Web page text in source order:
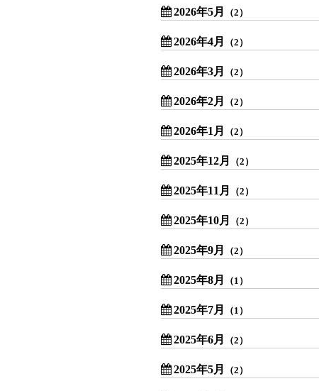
2026年5月 （2）
2026年4月 （2）
2026年3月 （2）
2026年2月 （2）
2026年1月 （2）
2025年12月 （2）
2025年11月 （2）
2025年10月 （2）
2025年9月 （2）
2025年8月 （1）
2025年7月 （1）
2025年6月 （2）
2025年5月 （2）